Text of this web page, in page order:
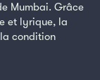
Mumbai. Grâce
et lyrique, la
condition